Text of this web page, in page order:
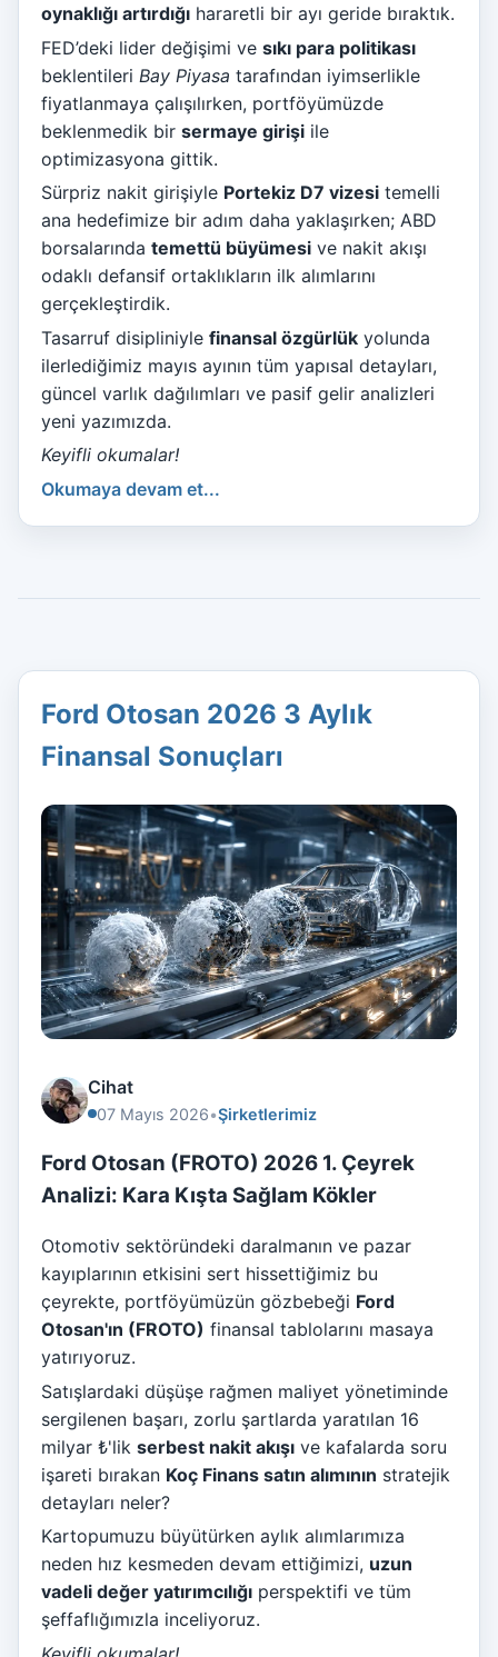
oynaklığı artırdığı hararetli bir ayı geride bıraktık.
FED’deki lider değişimi ve sıkı para politikası
beklentileri Bay Piyasa tarafından iyimserlikle
fiyatlanmaya çalışılırken, portföyümüzde
beklenmedik bir sermaye girişi ile
optimizasyona gittik.
Sürpriz nakit girişiyle Portekiz D7 vizesi temelli
ana hedefimize bir adım daha yaklaşırken; ABD
borsalarında temettü büyümesi ve nakit akışı
odaklı defansif ortaklıkların ilk alımlarını
gerçekleştirdik.
Tasarruf disipliniyle finansal özgürlük yolunda
ilerlediğimiz mayıs ayının tüm yapısal detayları,
güncel varlık dağılımları ve pasif gelir analizleri
yeni yazımızda.
Keyifli okumalar!
Okumaya devam et...
Ford Otosan 2026 3 Aylık
Finansal Sonuçları
Cihat
07 Mayıs 2026•Şirketlerimiz
Ford Otosan (FROTO) 2026 1. Çeyrek
Analizi: Kara Kışta Sağlam Kökler
Otomotiv sektöründeki daralmanın ve pazar
kayıplarının etkisini sert hissettiğimiz bu
çeyrekte, portföyümüzün gözbebeği Ford
Otosan'ın (FROTO) finansal tablolarını masaya
yatırıyoruz.
Satışlardaki düşüşe rağmen maliyet yönetiminde
sergilenen başarı, zorlu şartlarda yaratılan 16
milyar ₺'lik serbest nakit akışı ve kafalarda soru
işareti bırakan Koç Finans satın alımının stratejik
detayları neler?
Kartopumuzu büyütürken aylık alımlarımıza
neden hız kesmeden devam ettiğimizi, uzun
vadeli değer yatırımcılığı perspektifi ve tüm
şeffaflığımızla inceliyoruz.